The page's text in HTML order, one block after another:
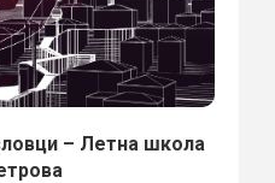
– Летна школа